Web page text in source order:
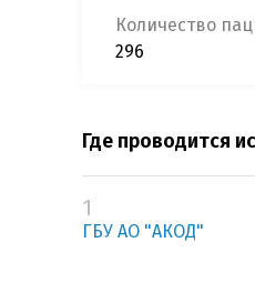
Количество
296
Где проводится
1
ГБУ АО "АКОД"